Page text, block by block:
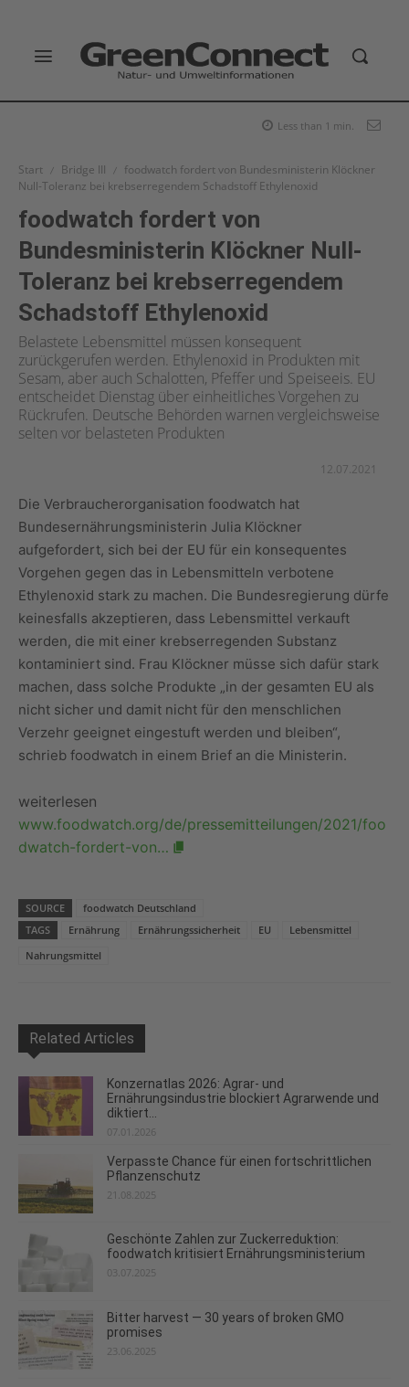
Less than 1 min.
Start Bridge III
foodwatch fordert von Bundesministerin Klöckner
Null-Toleranz bei krebserregendem Schadstoff Ethylenoxid
foodwatch fordert von
Bundesministerin Klöckner Null-
Toleranz bei krebserregendem
Schadstoff Ethylenoxid
Belastete Lebensmittel müssen konsequent
zurückgerufen werden. Ethylenoxid in Produkten mit
Sesam, aber auch Schalotten, Pfeffer und Speiseeis. EU
entscheidet Dienstag über einheitliches Vorgehen zu
Rückrufen. Deutsche Behörden warnen vergleichsweise
selten vor belasteten Produkten
12.07.2021
Die Verbraucherorganisation foodwatch hat
Bundesernährungsministerin Julia Klöckner
aufgefordert, sich bei der EU für ein konsequentes
Vorgehen gegen das in Lebensmitteln verbotene
Ethylenoxid stark zu machen. Die Bundesregierung dürfe
keinesfalls akzeptieren, dass Lebensmittel verkauft
werden, die mit einer krebserregenden Substanz
kontaminiert sind. Frau Klöckner müsse sich dafür stark
machen, dass solche Produkte „in der gesamten EU als
nicht sicher und damit nicht für den menschlichen
Verzehr geeignet eingestuft werden und bleiben“,
schrieb foodwatch in einem Brief an die Ministerin.
weiterlesen
www.foodwatch.org/de/pressemitteilungen/2021/foo
dwatch-fordert-von…
SOURCE
foodwatch Deutschland
TAGS
Ernährung Ernährungssicherheit EU
Lebensmittel
Nahrungsmittel
Related Articles
Konzernatlas 2026: Agrar- und
Ernährungsindustrie blockiert Agrarwende und
diktiert...
07.01.2026
Verpasste Chance für einen fortschrittlichen
Pflanzenschutz
21.08.2025
Geschönte Zahlen zur Zuckerreduktion:
foodwatch kritisiert Ernährungsministerium
03.07.2025
Bitter harvest — 30 years of broken GMO
promises
23.06.2025